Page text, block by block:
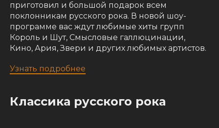
приготовил и большой подарок всем
поклонникам русского рока. В новой шоу-
программе вас ждут любимые хиты групп
Король и Шут, Смысловые галлюцинации,
Кино, Ария, Звери и других любимых артистов.
Узнать подробнее
Классика русского рока